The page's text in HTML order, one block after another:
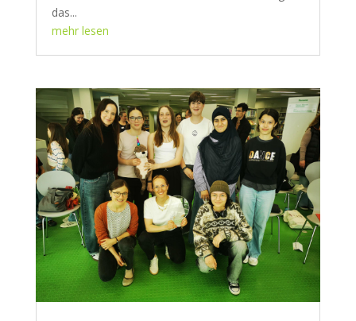
das...
mehr lesen